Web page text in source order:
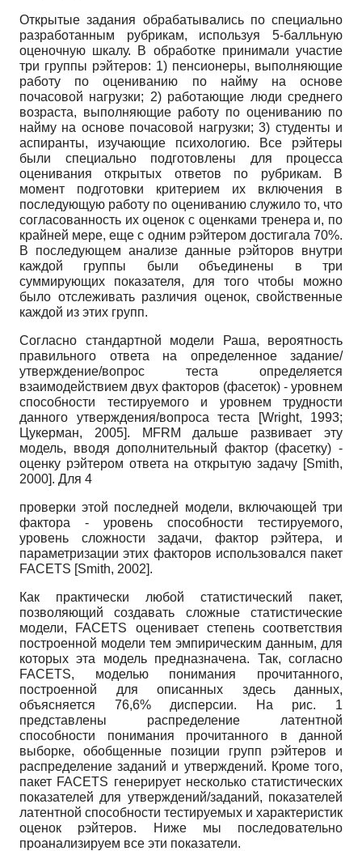
Открытые задания обрабатывались по специально
разработанным рубрикам, используя 5-балльную
оценочную шкалу. В обработке принимали участие
три группы рэйтеров: 1) пенсионеры, выполняющие
работу по оцениванию по найму на основе
почасовой нагрузки; 2) работающие люди среднего
возраста, выполняющие работу по оцениванию по
найму на основе почасовой нагрузки; 3) студенты и
аспиранты, изучающие психологию. Все рэйтеры
были специально подготовлены для процесса
оценивания открытых ответов по рубрикам. В
момент подготовки критерием их включения в
последующую работу по оцениванию служило то, что
согласованность их оценок с оценками тренера и, по
крайней мере, еще с одним рэйтером достигала 70%.
В последующем анализе данные рэйторов внутри
каждой группы были объединены в три
суммирующих показателя, для того чтобы можно
было отслеживать различия оценок, свойственные
каждой из этих групп.
Согласно стандартной модели Раша, вероятность
правильного ответа на определенное задание/
утверждение/вопрос теста определяется
взаимодействием двух факторов (фасеток) - уровнем
способности тестируемого и уровнем трудности
данного утверждения/вопроса теста
[Wright, 1993;
Цукерман, 2005]. MFRM дальше развивает эту
модель, вводя дополнительный фактор (фасетку) -
оценку рэйтером ответа на открытую задачу [Smith,
2000]. Для 4
проверки этой последней модели, включающей три
фактора - уровень способности тестируемого,
уровень сложности задачи, фактор рэйтера, и
параметризации этих факторов использовался пакет
FACETS [Smith, 2002].
Как практически любой статистический пакет,
позволяющий создавать сложные статистические
модели,
FACETS оценивает степень соответствия
построенной модели тем эмпирическим данным, для
которых эта модель предназначена. Так, согласно
FACETS, моделью понимания прочитанного,
построенной для описанных здесь данных,
объясняется 76,6% дисперсии. На рис. 1
представлены распределение латентной
способности понимания прочитанного в данной
выборке, обобщенные позиции групп рэйтеров и
распределение заданий и утверждений. Кроме того,
пакет FACETS генерирует несколько статистических
показателей для утверждений/заданий, показателей
латентной способности тестируемых и характеристик
оценок рэйтеров. Ниже мы последовательно
проанализируем все эти показатели.